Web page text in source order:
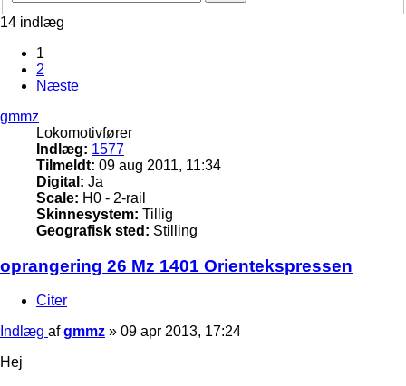
14 indlæg
1
2
Næste
gmmz
Lokomotivfører
Indlæg: 1577
Tilmeldt: 09 aug 2011, 11:34
Digital: Ja
Scale: H0 - 2-rail
Skinnesystem: Tillig
Geografisk sted: Stilling
oprangering 26 Mz 1401 Orientekspressen
Citer
Indlæg afgmmz » 09 apr 2013, 17:24
Hej